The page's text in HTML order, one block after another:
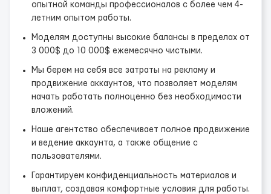
опытной команды профессионалов с более чем 4-
летним опытом работы.
Моделям доступны высокие балансы в пределах от
3 000$ до 10 000$ ежемесячно чистыми.
Мы берем на себя все затраты на рекламу и
продвижение аккаунтов, что позволяет моделям
начать работать полноценно без необходимости
вложений.
Наше агентство обеспечивает полное продвижение
и ведение аккаунта, а также общение с
пользователями.
Гарантируем конфиденциальность материалов и
выплат, создавая комфортные условия для работы.